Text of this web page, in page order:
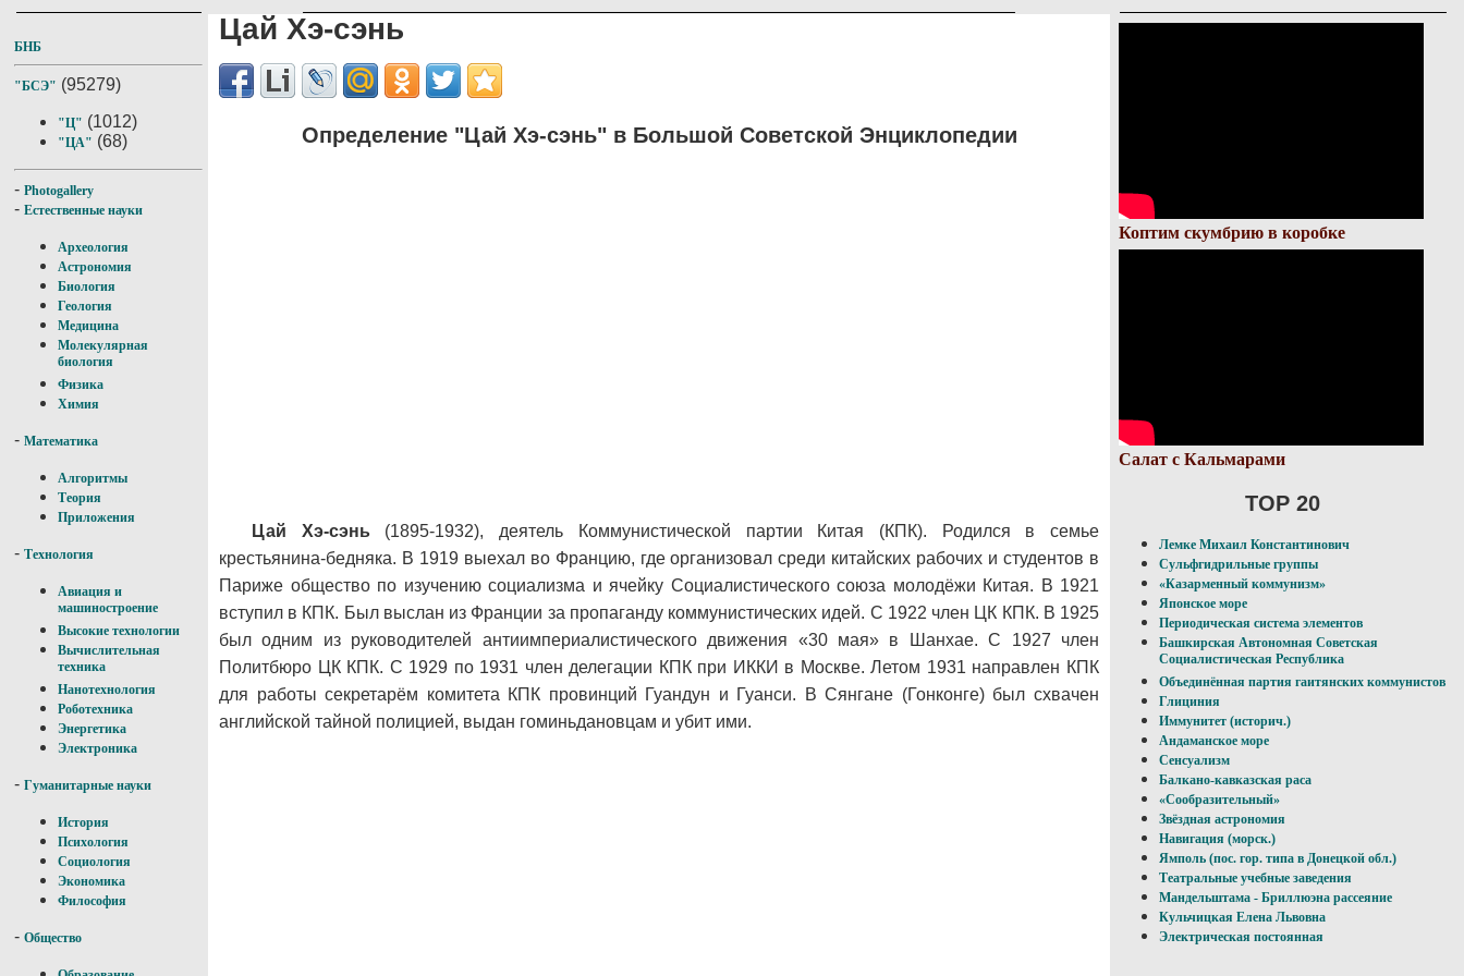
БНБ
"БСЭ" (95279)
"Ц" (1012)
"ЦА" (68)
- Photogallery
- Естественные науки
Археология
Астрономия
Биология
Геология
Медицина
Молекулярная
биология
Физика
Химия
- Математика
Алгоритмы
Теория
Приложения
- Технология
Авиация и
машиностроение
Высокие технологии
Вычислительная
техника
Нанотехнология
Роботехника
Энергетика
Электроника
- Гуманитарные науки
История
Психология
Социология
Экономика
Философия
- Общество
Цай Хэ-сэнь
Определение "Цай Хэ-сэнь" в Большой Советской Энциклопедии
Цай Хэ-сэнь(1895-1932), деятель Коммунистической партии Китая (КПК). Родился в семье
крестьянина-бедняка. В 1919 выехал во Францию, где организовал среди китайских рабочих и студентов в
Париже общество по изучению социализма и ячейку Социалистического союза молодёжи Китая. В 1921
вступил в КПК. Был выслан из Франции за пропаганду коммунистических идей. С 1922 член ЦК КПК. В 1925
был одним из руководителей антиимпериалистического движения «30 мая» в Шанхае. С 1927 член
Политбюро ЦК КПК. С 1929 по 1931 член делегации КПК при ИККИ в Москве. Летом 1931 направлен КПК
для работы секретарём комитета КПК провинций Гуандун и Гуанси. В Сянгане (Гонконге) был схвачен
английской тайной полицией, выдан гоминьдановцам и убит ими.
Коптим скумбрию в коробке
Салат с Кальмарами
TOP 20
Лемке Михаил Константинович
Сульфгидрильные группы
«Казарменный коммунизм»
Японское море
Периодическая система элементов
Башкирская Автономная Советская
Социалистическая Республика
Объединённая партия гаитянских коммунистов
Глициния
Иммунитет (историч.)
Андаманское море
Сенсуализм
Балкано-кавказская раса
«Сообразительный»
Звёздная астрономия
Навигация (морск.)
Ямполь (пос. гор. типа в Донецкой обл.)
Театральные учебные заведения
Мандельштама - Бриллюэна рассеяние
Кульчицкая Елена Львовна
Электрическая постоянная